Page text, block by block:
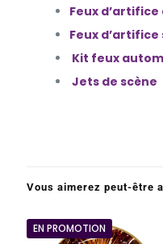
Feux
Feux
Kit feux
Jets de scène
Vous aimerez peut-être
EN PROMOTION